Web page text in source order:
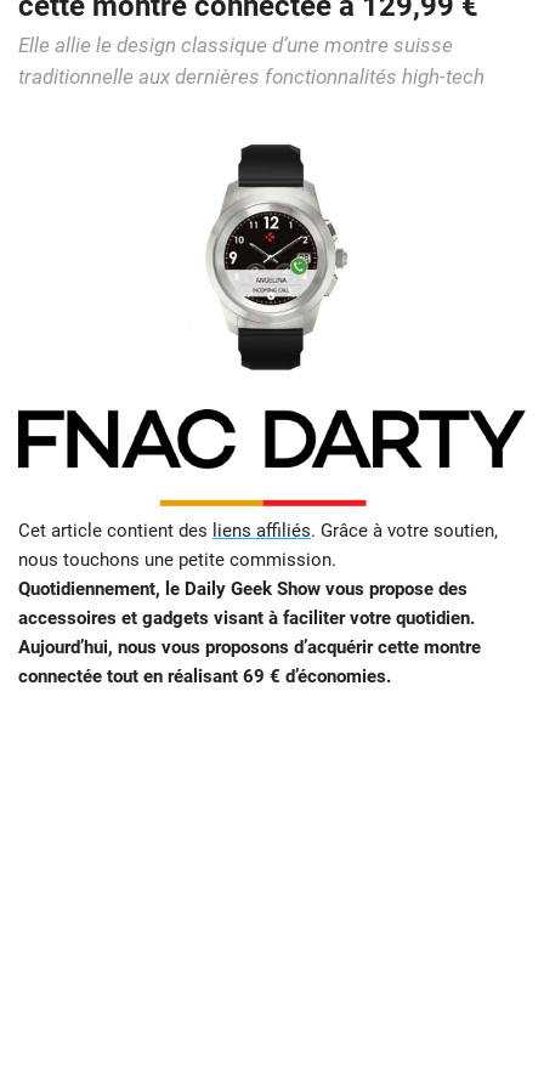
Elle allie le design classique d’une montre suisse
traditionnelle aux dernières fonctionnalités high-tech
Cet article contient des liens affiliés. Grâce à votre soutien,
nous touchons une petite commission.
Quotidiennement, le Daily Geek Show vous propose des
accessoires et gadgets visant à faciliter votre quotidien.
Aujourd’hui, nous vous proposons d’acquérir cette montre
connectée tout en réalisant 69 € d’économies.